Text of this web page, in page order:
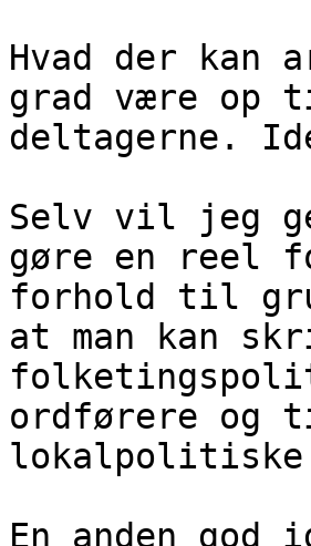
Hvad der kan
grad være op
deltagerne.
Selv vil jeg
gøre en reel
forhold til
at man kan
ordførere og
lokalpolitiske
En anden